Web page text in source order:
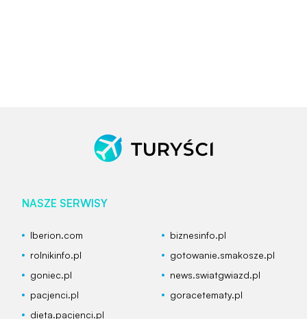
NASZE SERWISY
Iberion.com
biznesinfo.pl
rolnikinfo.pl
gotowanie.smakosze.pl
goniec.pl
news.swiatgwiazd.pl
pacjenci.pl
goracetematy.pl
dieta.pacjenci.pl